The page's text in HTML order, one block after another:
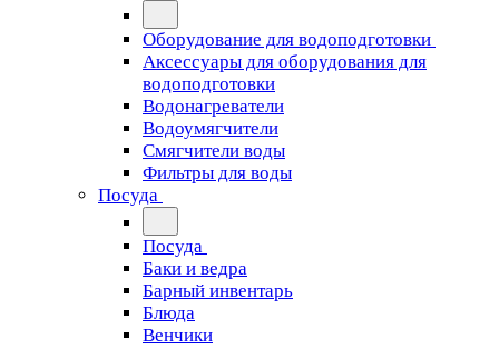
Оборудование для водоподготовки
Аксессуары для оборудования для
водоподготовки
Водонагреватели
Водоумягчители
Смягчители воды
Фильтры для воды
Посуда
Посуда
Баки и ведра
Барный инвентарь
Блюда
Венчики